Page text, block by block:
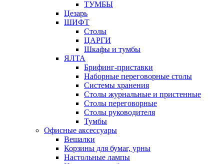
ТУМБЫ
Цезарь
ШИФТ
Столы
ЦАРГИ
Шкафы и тумбы
ЯЛТА
Брифинг-приставки
Наборные переговорные столы
Системы хранения
Столы журнальные и пристенные
Столы переговорные
Столы руководителя
Тумбы
Офисные аксессуары
Вешалки
Корзины для бумаг, урны
Настольные лампы